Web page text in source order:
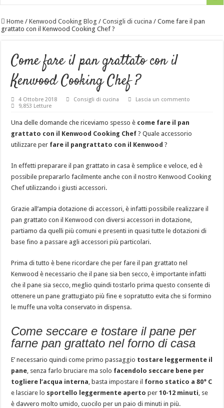
Home / Kenwood Cooking Blog / Consigli di cucina / Come fare il pan
grattato con il Kenwood Cooking Chef ?
Come fare il pan grattato con il
Kenwood Cooking Chef ?
4 Ottobre 2018 Consigli di cucina
Lascia un commento
9,853 Letture
Una delle domande che riceviamo spesso è come fare il pan
grattato con il Kenwood Cooking Chef ? Quale accessorio
utilizzare per fare il pangrattato con il Kenwood ?
In effetti preparare il pan grattato in casa è semplice e veloce, ed è
possibile prepararlo facilmente anche con il nostro Kenwood Cooking
Chef utilizzando i giusti accessori.
Grazie all’ampia dotazione di accessori, è infatti possibile realizzare il
pan grattato con il Kenwood con diversi accessori in dotazione,
partiamo da quelli più comuni e presenti in quasi tutte le dotazioni di
base fino a passare agli accessori più particolari.
Prima di tutto è bene ricordare che per fare il pan grattato nel
Kenwood è necessario che il pane sia ben secco, è importante infatti
che il pane sia secco, meglio quindi tostarlo prima questo consente di
ottenere un pane grattugiato più fine e sopratutto evita che si formino
le muffe una volta conservato in dispensa.
Come seccare e tostare il pane per
farne pan grattato nel forno di casa
E’ necessario quindi come primo passaggio tostare leggermente il
pane , senza farlo bruciare ma solo facendolo seccare bene per
togliere l’acqua interna , basta impostare il forno statico a 80° C
e lasciare lo sportello leggermente aperto per10-12 minuti , se
è davvero molto umido, cuocilo per un paio di minuti in più.